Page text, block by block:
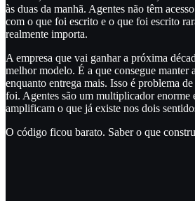
às duas da manhã. Agentes não têm
com o que foi escrito e o que foi escrito
realmente importa.
A empresa que vai ganhar a próxima
melhor modelo. É a que consegue manter
enquanto entrega mais. Isso é problema
foi. Agentes são um multiplicador enorme
amplificam o que já existe nos dois
O código ficou barato. Saber o que